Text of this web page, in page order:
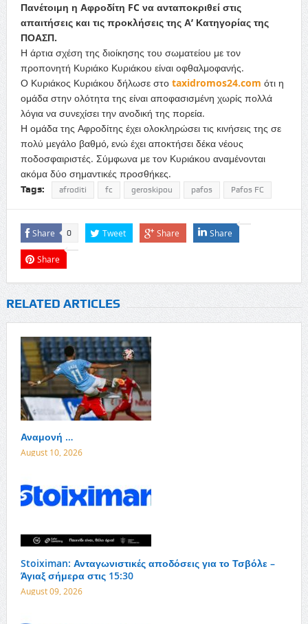
Πανέτοιμη η Αφροδίτη FC να ανταποκριθεί στις
απαιτήσεις και τις προκλήσεις της Α’ Κατηγορίας της
ΠΟΑΣΠ.
Η άρτια σχέση της διοίκησης του σωματείου με τον
προπονητή Κυριάκο Κυριάκου είναι οφθαλμοφανής.
Ο Κυριάκος Κυριάκου δήλωσε στο taxidromos24.com ότι η
ομάδα στην ολότητα της είναι αποφασισμένη χωρίς πολλά
λόγια να συνεχίσει την ανοδική της πορεία.
Η ομάδα της Αφροδίτης έχει ολοκληρώσει τις κινήσεις της σε
πολύ μεγάλο βαθμό, ενώ έχει αποκτήσει δέκα νέους
ποδοσφαιριστές. Σύμφωνα με τον Κυριάκου αναμένονται
ακόμα δύο σημαντικές προσθήκες.
Tags: afroditi fc geroskipou pafos Pafos FC
Share 0 Tweet Share Share
Share
RELATED ARTICLES
Αναμονή …
August 10, 2026
Stoiximan: Ανταγωνιστικές αποδόσεις για το Τσβόλε –
Άγιαξ σήμερα στις 15:30
August 09, 2026